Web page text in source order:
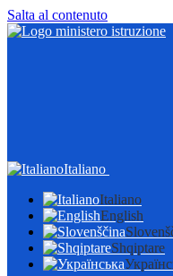
Salta al contenuto
Italiano
Italiano
English
Shqiptare